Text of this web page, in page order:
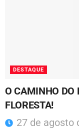
DESTAQUE
O CAMINHO DO
FLORESTA!
27 de agosto